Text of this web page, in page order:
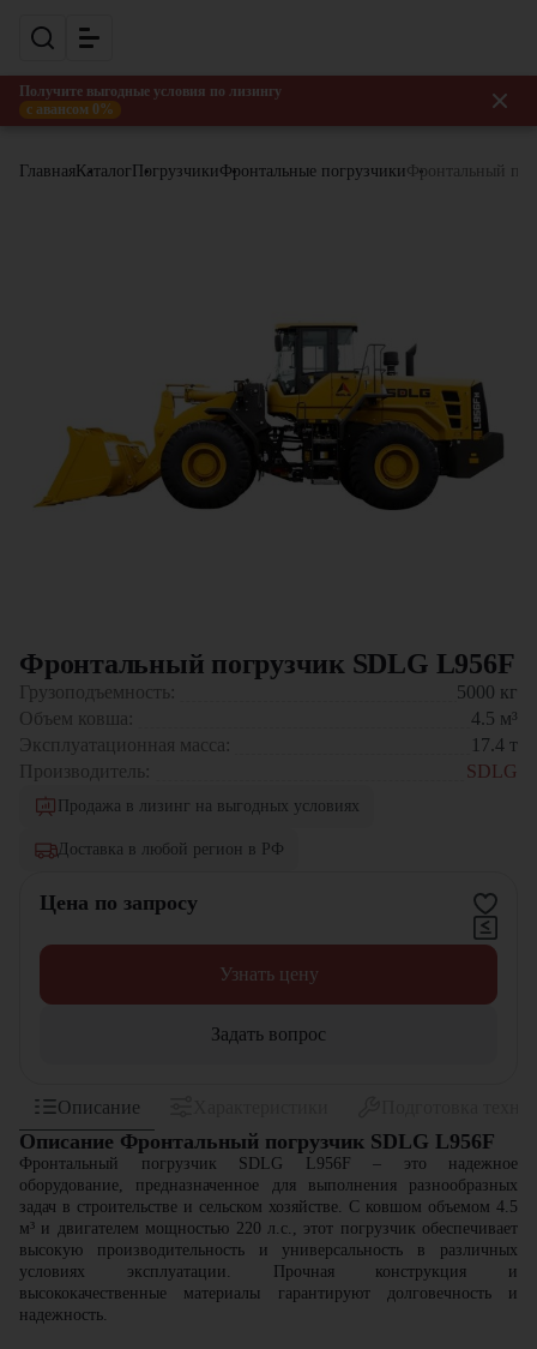
Получите выгодные условия по лизингу
с авансом 0%
Главная Каталог ПогрузчикиФронтальные погрузчикиФронтальный
Фронтальный погрузчик SDLG L956F
Грузоподъемность: 5000 кг
Объем ковша:
4.5 м³
Эксплуатационная масса:
17.4 т
Производитель:
SDLG
Продажа в лизинг на выгодных условиях
Доставка в любой регион в РФ
Цена по запросу
Узнать цену
Задать вопрос
Описание
Описание Фронтальный погрузчик SDLG L956F
Фронтальный погрузчик SDLG L956F – это надежное
оборудование, предназначенное для выполнения разнообразных
задач в строительстве и сельском хозяйстве. С ковшом объемом 4.5
м³ и двигателем мощностью 220 л.с., этот погрузчик обеспечивает
высокую производительность и универсальность в различных
условиях эксплуатации. Прочная конструкция и
высококачественные материалы гарантируют долговечность и
надежность.